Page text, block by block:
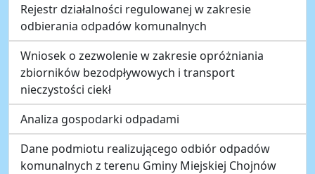
Rejestr działalności regulowanej w zakresie
odbierania odpadów komunalnych
Wniosek o zezwolenie w zakresie opróżniania
zbiorników bezodpływowych i transport
nieczystości ciekł
Analiza gospodarki odpadami
Dane podmiotu realizującego odbiór odpadów
komunalnych z terenu Gminy Miejskiej Chojnów